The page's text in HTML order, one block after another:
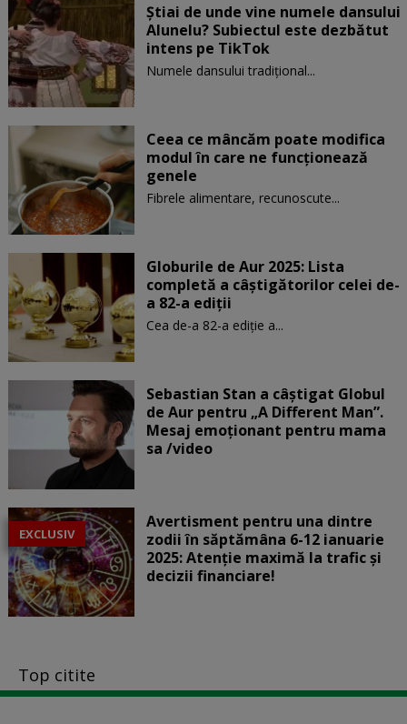
Știai de unde vine numele dansului
Alunelu? Subiectul este dezbătut
intens pe TikTok
Numele dansului tradițional...
Ceea ce mâncăm poate modifica
modul în care ne funcţionează
genele
Fibrele alimentare, recunoscute...
Globurile de Aur 2025: Lista
completă a câștigătorilor celei de-
a 82-a ediții
Cea de-a 82-a ediție a...
Sebastian Stan a câștigat Globul
de Aur pentru „A Different Man”.
Mesaj emoționant pentru mama
sa /video
EXCLUSIV
Avertisment pentru una dintre
zodii în săptămâna 6-12 ianuarie
2025: Atenție maximă la trafic și
decizii financiare!
Top citite